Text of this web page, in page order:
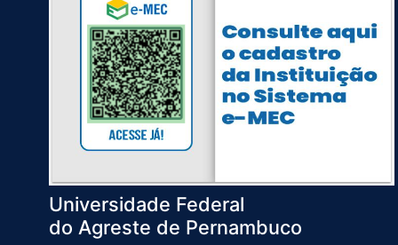
Universidade Federal
do Agreste de Pernambuco